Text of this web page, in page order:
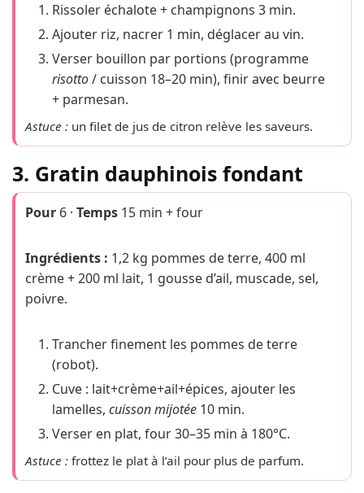
Rissoler échalote + champignons 3 min.
Ajouter riz, nacrer 1 min, déglacer au vin.
Verser bouillon par portions (programme
risotto/ cuisson 18–20 min), finir avec beurre
+ parmesan.
Astuce : un filet de jus de citron relève les saveurs.
3. Gratin dauphinois fondant
Pour 6 · Temps 15 min + four
Ingrédients : 1,2 kg pommes de terre, 400 ml
crème + 200 ml lait, 1 gousse d’ail, muscade, sel,
poivre.
Trancher finement les pommes de terre
(robot).
Cuve : lait+crème+ail+épices, ajouter les
lamelles, cuisson mijotée 10 min.
Verser en plat, four 30–35 min à 180°C.
Astuce : frottez le plat à l’ail pour plus de parfum.